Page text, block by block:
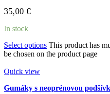
35,00 €
In stock
Select options This product has
be chosen on the product page
Quick view
Gumáky s neoprénovou